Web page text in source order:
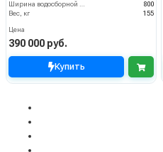
Ширина водосборной рейки
800
Вес, кг
155
Цена
390 000 руб.
Купить